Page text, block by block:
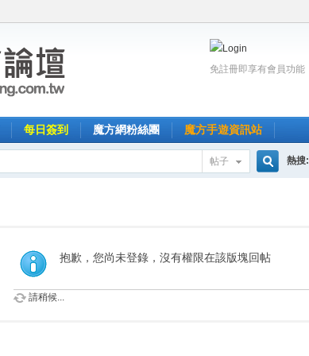
免註冊即享有會員功能
每日簽到 魔方網粉絲團 魔方手遊資訊站
帖子
索
熱搜:
抱歉，您尚未登錄，沒有權限在該版塊回帖
請稍候...